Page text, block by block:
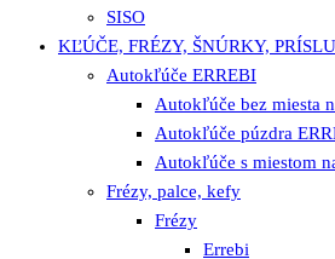
SISO
KĽÚČE, FRÉZY, ŠNÚRKY,
Autokľúče ERREBI
Autokľúče bez miesta
Autokľúče púzdra
Autokľúče s miestom
Frézy, palce, kefy
Frézy
Errebi